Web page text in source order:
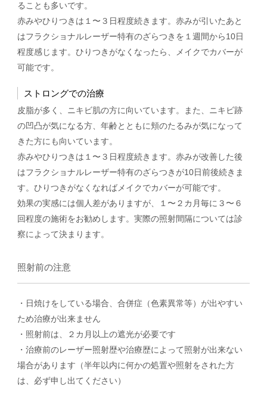
ることも多いです。
赤みやひりつきは１〜３日程度続きます。赤みが引いたあと
はフラクショナルレーザー特有のざらつきを１週間から10日
程度感じます。ひりつきがなくなったら、メイクでカバーが
可能です。
ストロングでの治療
皮脂が多く、ニキビ肌の方に向いています。また、ニキビ跡
の凹凸が気になる方、年齢とともに頬のたるみが気になって
きた方にも向いています。
赤みやひりつきは１〜３日程度続きます。赤みが改善した後
はフラクショナルレーザー特有のざらつきが10日前後続きま
す。ひりつきがなくなればメイクでカバーが可能です。
効果の実感には個人差がありますが、１〜２カ月毎に３〜６
回程度の施術をお勧めします。実際の照射間隔については診
察によって決まります。
照射前の注意
・日焼けをしている場合、合併症（色素異常等）が出やすい
ため治療が出来ません
・照射前は、２カ月以上の遮光が必要です
・治療前のレーザー照射歴や治療歴によって照射が出来ない
場合があります（半年以内に何かの処置や照射をされた方
は、必ず申し出てください）